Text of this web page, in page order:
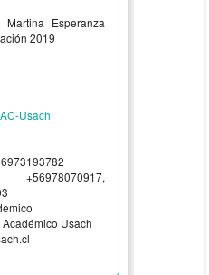
Esperanza
2019
Usach
Usach